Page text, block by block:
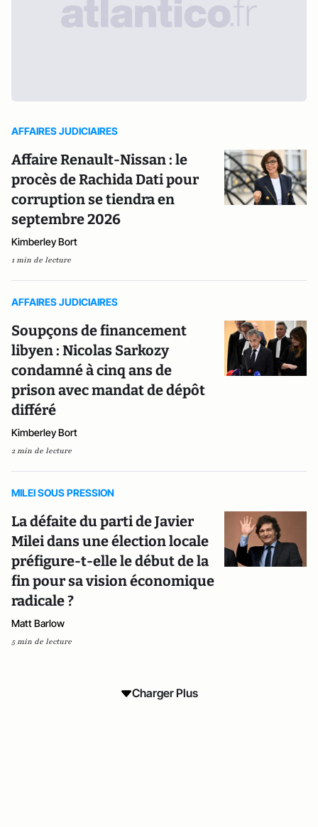
AFFAIRES JUDICIAIRES
Affaire Renault-Nissan : le
procès de Rachida Dati pour
corruption se tiendra en
septembre 2026
Kimberley Bort
1 min de lecture
AFFAIRES JUDICIAIRES
Soupçons de financement
libyen : Nicolas Sarkozy
condamné à cinq ans de
prison avec mandat de dépôt
différé
Kimberley Bort
2 min de lecture
MILEI SOUS PRESSION
La défaite du parti de Javier
Milei dans une élection locale
préfigure-t-elle le début de la
fin pour sa vision économique
radicale ?
Matt Barlow
5 min de lecture
Charger Plus